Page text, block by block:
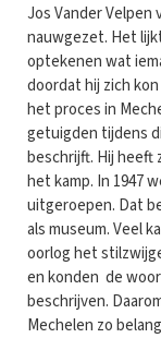
Jos Vander
nauwgezet. Het
optekenen wat
doordat hij zich
het proces in
getuigden tijdens
beschrijft. Hij heeft
het kamp. In 1947
uitgeroepen. Dat
als museum. Veel
oorlog het
en konden de
beschrijven.
Mechelen zo